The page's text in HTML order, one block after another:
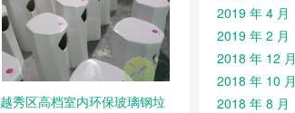
越秀区高档室内环保玻璃钢垃
2019 年 4 月
2019 年 2 月
2018 年 12 月
2018 年 10 月
2018 年 8 月